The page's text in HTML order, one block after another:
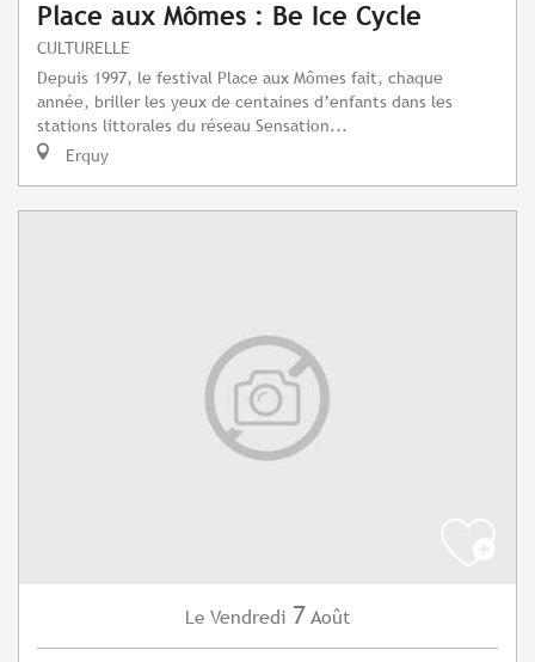
Place aux Mômes : Be Ice Cycle
CULTURELLE
Depuis 1997, le festival Place aux Mômes fait, chaque
année, briller les yeux de centaines d’enfants dans les
stations littorales du réseau Sensation...
Erquy
Le Vendredi 7 Août